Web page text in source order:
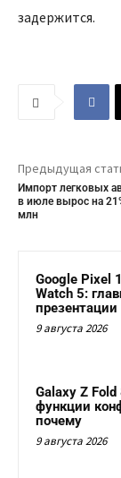
задержится.
Предыдущая
Импорт легковых
в июле вырос на
млн
Google Pixel
Watch 5:
презентации
9 августа 2026
Galaxy Z
функции
почему
9 августа 2026